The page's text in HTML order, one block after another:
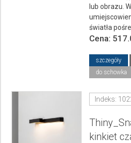
lub obrazu.
światła
Cena:
szczegóły
do schowka
Indeks:
kinkiet